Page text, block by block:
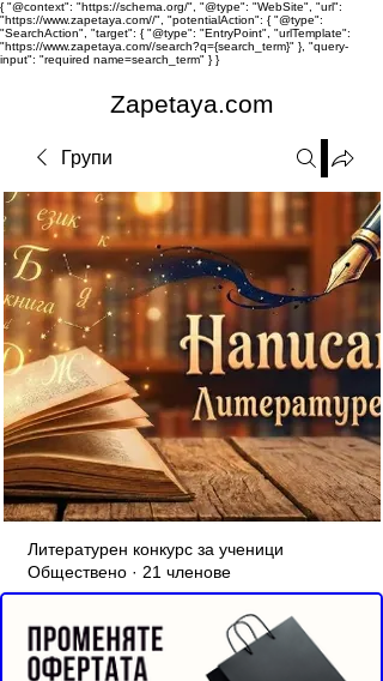
{ "@context": "https://schema.org/", "@type": "WebSite", "url":
"https://www.zapetaya.com//", "potentialAction": { "@type":
"SearchAction", "target": { "@type": "EntryPoint", "urlTemplate":
"https://www.zapetaya.com//search?q={search_term}" }, "query-
input": "required name=search_term" } }
Zapetaya.com
Групи
Литературен конкурс за ученици
Обществено · 21 членове
Събития Членове Дискусия Относно
Реклама от Bonivade.com